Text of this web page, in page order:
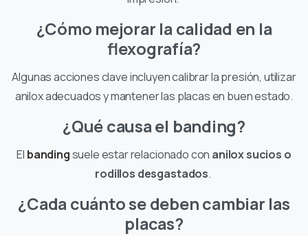
¿Cómo mejorar la calidad en la
flexografía?
Algunas acciones clave incluyen calibrar la presión, utilizar
anilox adecuados y mantener las placas en buen estado.
¿Qué causa el banding?
El bandingsuele estar relacionado con anilox sucios o
rodillos desgastados.
¿Cada cuánto se deben cambiar las
placas?